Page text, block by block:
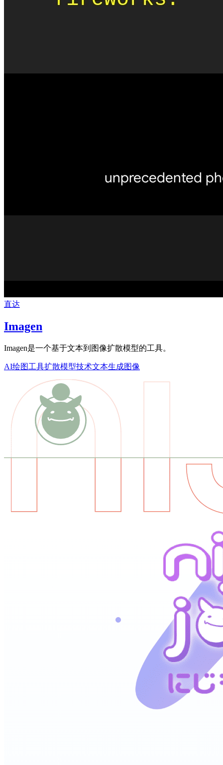
直达
Imagen
Imagen是一个基于文本到图像扩散模型的工具。
AI绘图工具扩散模型技术文本生成图像